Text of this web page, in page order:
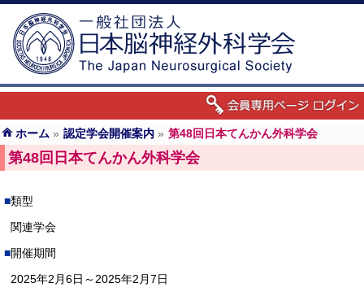
ホーム » 認定学会開催案内 » 第48回日本てんかん外科学会
第48回日本てんかん外科学会
類型
関連学会
開催期間
2025年2月6日～2025年2月7日